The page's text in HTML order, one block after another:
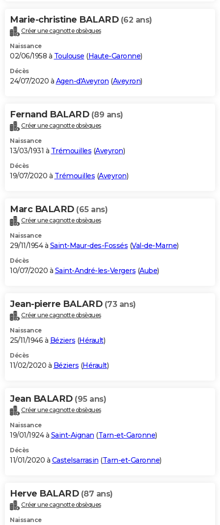
Marie-christine BALARD (62 ans)
Créer une cagnotte obsèques
Naissance
02/06/1958 à Toulouse (Haute-Garonne)
Décès
24/07/2020 à Agen-d'Aveyron (Aveyron)
Fernand BALARD (89 ans)
Créer une cagnotte obsèques
Naissance
13/03/1931 à Trémouilles (Aveyron)
Décès
19/07/2020 à Trémouilles (Aveyron)
Marc BALARD (65 ans)
Créer une cagnotte obsèques
Naissance
29/11/1954 à Saint-Maur-des-Fossés (Val-de-Marne)
Décès
10/07/2020 à Saint-André-les-Vergers (Aube)
Jean-pierre BALARD (73 ans)
Créer une cagnotte obsèques
Naissance
25/11/1946 à Béziers (Hérault)
Décès
11/02/2020 à Béziers (Hérault)
Jean BALARD (95 ans)
Créer une cagnotte obsèques
Naissance
19/01/1924 à Saint-Aignan (Tarn-et-Garonne)
Décès
11/01/2020 à Castelsarrasin (Tarn-et-Garonne)
Herve BALARD (87 ans)
Créer une cagnotte obsèques
Naissance